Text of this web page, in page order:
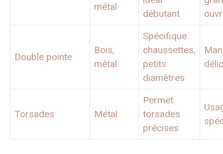
métal
débutant
Double pointe
Bois,
métal
Spécifique
chaussettes,
petits
diamètres
Torsades Métal
Permet
torsades
précises